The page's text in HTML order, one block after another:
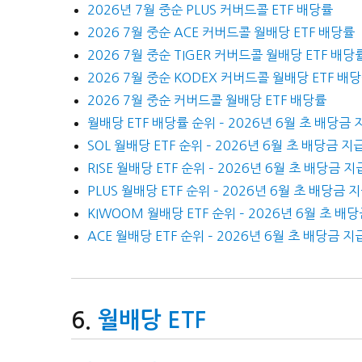
2026년 7월 중순 PLUS 커버드콜 ETF 배당률
2026 7월 중순 ACE 커버드콜 월배당 ETF 배당률
2026 7월 중순 TIGER 커버드콜 월배당 ETF 배당
2026 7월 중순 KODEX 커버드콜 월배당 ETF 배
2026 7월 중순 커버드콜 월배당 ETF 배당률
월배당 ETF 배당률 순위 – 2026년 6월 초 배당금
SOL 월배당 ETF 순위 – 2026년 6월 초 배당금 지
RISE 월배당 ETF 순위 – 2026년 6월 초 배당금 지
PLUS 월배당 ETF 순위 – 2026년 6월 초 배당금
KIWOOM 월배당 ETF 순위 – 2026년 6월 초 배당
ACE 월배당 ETF 순위 – 2026년 6월 초 배당금 지
월배당 ETF